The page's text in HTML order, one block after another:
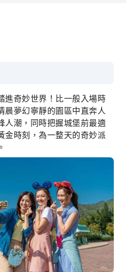
進奇妙世界！比一般入場時
晨夢幻寧靜的園區中直奔人
人潮，同時把握城堡前最適
金時刻，為一整天的奇妙派